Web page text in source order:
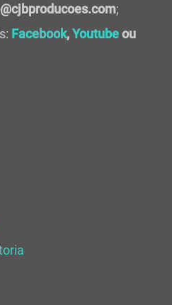
;
Facebook,Youtubeou